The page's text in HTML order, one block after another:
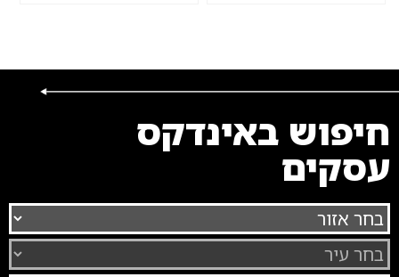
חיפוש באינדקס
עסקים